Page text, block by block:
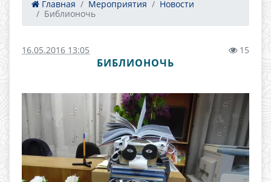
Главная Мероприятия
Новости
Библионочь
16.05.2016 13:05 15
БИБЛИОНОЧЬ